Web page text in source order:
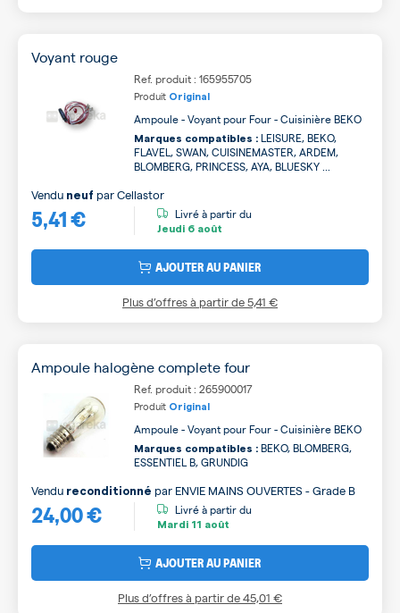
Voyant rouge
Ref. produit : 165955705
Produit Original
Ampoule - Voyant pour Four - Cuisinière BEKO
Marques compatibles : LEISURE, BEKO,
FLAVEL, SWAN, CUISINEMASTER, ARDEM,
BLOMBERG, PRINCESS, AYA, BLUESKY ...
5,41 €
Vendu neuf parCellastor
Livré à partir du
Jeudi 6 août
AJOUTER AU PANIER
Plus d’offres à partir de5,41 €
Ampoule halogène complete four
Ref. produit : 265900017
Produit Original
Ampoule - Voyant pour Four - Cuisinière BEKO
Marques compatibles : BEKO, BLOMBERG,
ESSENTIEL B, GRUNDIG
24,00 €
Vendu reconditionné par ENVIE MAINS OUVERTES - Grade B
Livré à partir du
Mardi 11 août
AJOUTER AU PANIER
Plus d’offres à partir de45,01 €